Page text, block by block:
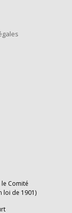
Comité
loi de 1901)